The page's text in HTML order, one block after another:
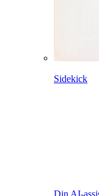
Sidekick
Din AI-